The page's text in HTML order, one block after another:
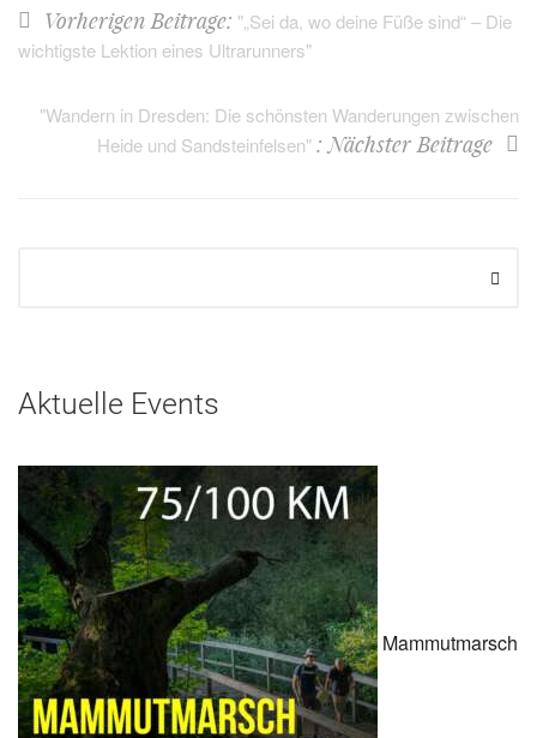
Vorherigen Beitrage: "„Sei da, wo deine Füße sind“ – Die
wichtigste Lektion eines Ultrarunners"
"Wandern in Dresden: Die schönsten Wanderungen zwischen
Heide und Sandsteinfelsen": Nächster Beitrage
Aktuelle Events
Mammutmarsch